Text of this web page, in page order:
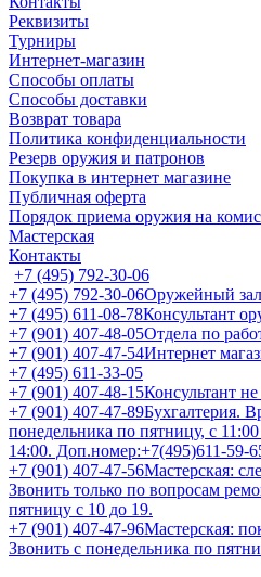
Реквизиты
Турниры
Интернет-магазин
Способы оплаты
Способы доставки
Возврат товара
Политика конфиденциальности
Резерв оружия и патронов
Покупка в интернет магазине
Публичная оферта
Порядок приема оружия на
Мастерская
Контакты
+7 (495) 792-30-06
+7 (495) 792-30-06Оружейный зал
+7 (495) 611-08-78Консультант
+7 (901) 407-48-05Отдела по
+7 (901) 407-47-54Интернет
+7 (495) 611-33-05
+7 (901) 407-48-15Консультант
+7 (901) 407-47-89Бухгалтерия.
понедельника по пятницу, с
14:00. Доп.номер:+7(495)611-59-
+7 (901) 407-47-56Мастерская:
Звонить только по вопросам
пятницу с 10 до 19.
+7 (901) 407-47-96Мастерская:
Звонить с понедельника по